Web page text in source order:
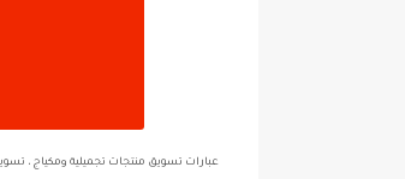
عبارات تسويق منتجات تجميلية ومكياج ،